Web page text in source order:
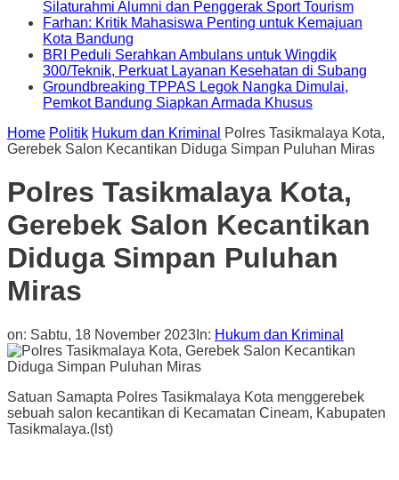
Silaturahmi Alumni dan Penggerak Sport Tourism
Farhan: Kritik Mahasiswa Penting untuk Kemajuan
Kota Bandung
BRI Peduli Serahkan Ambulans untuk Wingdik
300/Teknik, Perkuat Layanan Kesehatan di Subang
Groundbreaking TPPAS Legok Nangka Dimulai,
Pemkot Bandung Siapkan Armada Khusus
Home Politik Hukum dan Kriminal
Polres Tasikmalaya Kota,
Gerebek Salon Kecantikan Diduga Simpan Puluhan Miras
Polres Tasikmalaya Kota,
Gerebek Salon Kecantikan
Diduga Simpan Puluhan
Miras
on: Sabtu, 18 November 2023 In: Hukum dan Kriminal
Satuan Samapta Polres Tasikmalaya Kota menggerebek
sebuah salon kecantikan di Kecamatan Cineam, Kabupaten
Tasikmalaya.(lst)